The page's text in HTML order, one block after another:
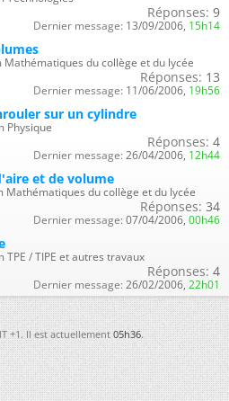
Réponses: 9
Dernier message: 13/09/2006, 15h14
du collège et du lycée
Réponses: 13
Dernier message: 11/06/2006, 19h56
sur un cylindre
Physique
Réponses: 4
Dernier message: 26/04/2006, 12h44
et de volume
Mathématiques du collège et du lycée
Réponses: 34
Dernier message: 07/04/2006, 00h46
/ TIPE et autres travaux
Réponses: 4
Dernier message: 26/02/2006, 22h01
+1. Il est actuellement05h36.